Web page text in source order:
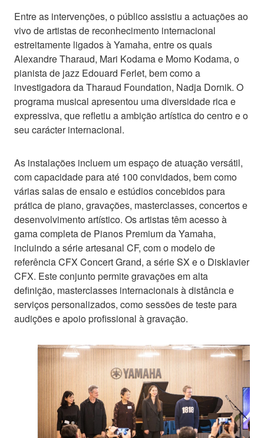
Entre as intervenções, o público assistiu a actuações ao
vivo de artistas de reconhecimento internacional
estreitamente ligados à Yamaha, entre os quais
Alexandre Tharaud, Mari Kodama e Momo Kodama, o
pianista de jazz Edouard Ferlet, bem como a
investigadora da Tharaud Foundation, Nadja Dornik. O
programa musical apresentou uma diversidade rica e
expressiva, que refletiu a ambição artística do centro e o
seu carácter internacional.
As instalações incluem um espaço de atuação versátil,
com capacidade para até 100 convidados, bem como
várias salas de ensaio e estúdios concebidos para
prática de piano, gravações, masterclasses, concertos e
desenvolvimento artístico. Os artistas têm acesso à
gama completa de Pianos Premium da Yamaha,
incluindo a série artesanal CF, com o modelo de
referência CFX Concert Grand, a série SX e o Disklavier
CFX. Este conjunto permite gravações em alta
definição, masterclasses internacionais à distância e
serviços personalizados, como sessões de teste para
audições e apoio profissional à gravação.